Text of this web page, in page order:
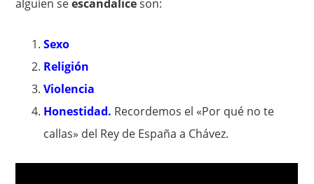
alguien seescandaliceson:
Sexo
Religión
Violencia
Honestidad. Recordemos el «Por qué no te
callas» del Rey de España a Chávez.